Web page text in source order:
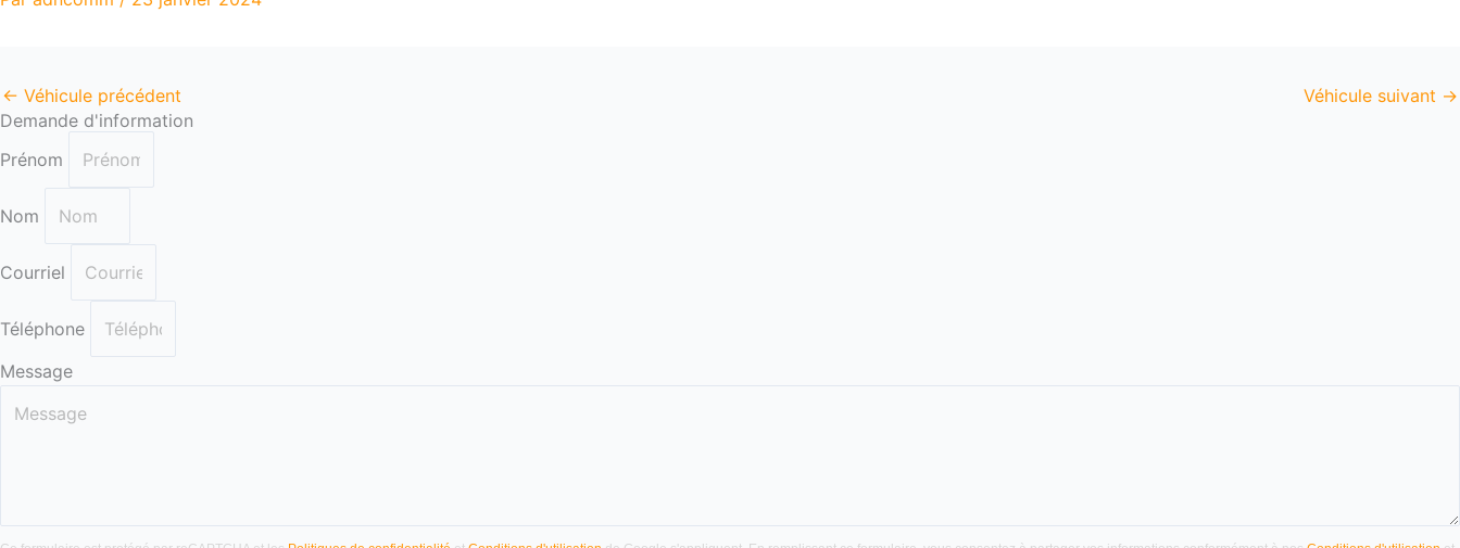
← Véhicule précédent Véhicule suivant →
Demande d'information
Prénom
Nom
Courriel
Téléphone
Message